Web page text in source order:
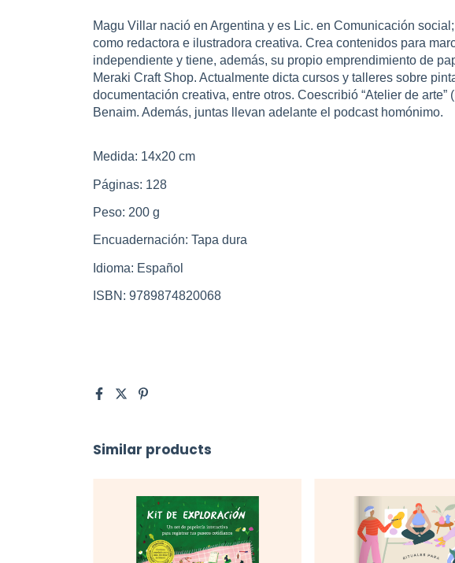
Magu Villar nació en Argentina y es Lic. en Comunicación
como redactora e ilustradora creativa. Crea contenidos para
independiente y tiene, además, su propio emprendimiento de
Meraki Craft Shop. Actualmente dicta cursos y talleres sobre
documentación creativa, entre otros. Coescribió “Atelier de arte”
Benaim. Además, juntas llevan adelante el podcast homónimo.
Medida: 14x20 cm
Páginas: 128
Peso: 200 g
Encuadernación: Tapa dura
Idioma: Español
ISBN: 9789874820068
Similar products